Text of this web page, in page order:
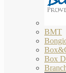
BMT
Box